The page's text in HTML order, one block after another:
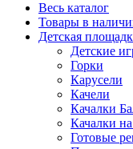
Весь каталог
Товары в
Детская
Детские
Горки
Карусели
Качели
Качалки
Качалки
Готовые